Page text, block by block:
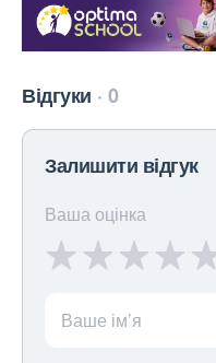
Відгуки 0
Залишити відгук
Ваша оцінка
Ваше ім’я